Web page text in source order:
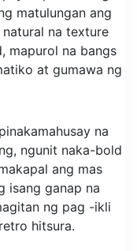
matulungan ang
na texture
mapurol na bangs
at gumawa ng
na
ngunit naka-bold
ang mas
isang ganap na
ng pag -ikli
hitsura.